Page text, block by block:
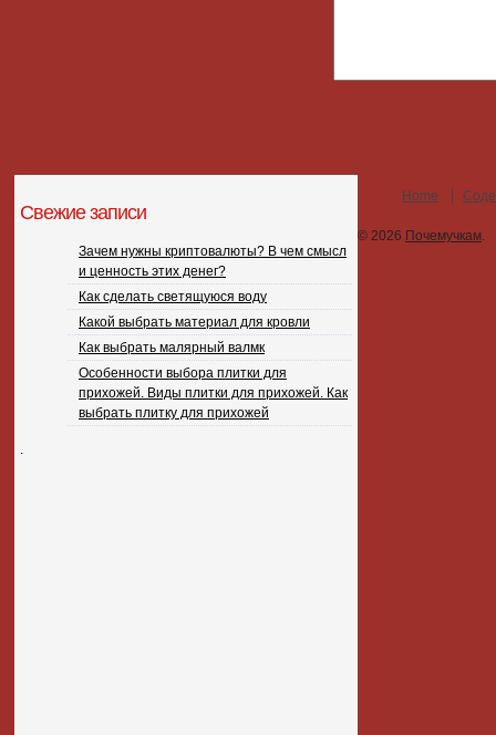
Свежие записи
Зачем нужны криптовалюты? В чем смысл
и ценность этих денег?
Как сделать светящуюся воду
Какой выбрать материал для кровли
Как выбрать малярный валмк
Особенности выбора плитки для
прихожей. Виды плитки для прихожей. Как
выбрать плитку для прихожей
.
Home
© 2026 Почемучкам.